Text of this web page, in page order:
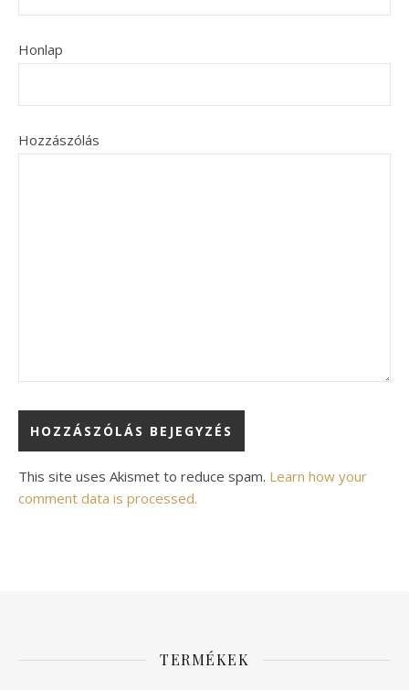
Honlap
Hozzászólás
Alternative:
This site uses Akismet to reduce spam. Learn how your
comment data is processed.
TERMÉKEK